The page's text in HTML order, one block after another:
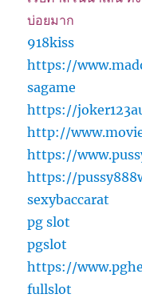
บ่อยมาก
918kiss
https://
sagame
https://
http://
https://
https://
sexybaccarat
pg slot
pgslot
https://
fullslot